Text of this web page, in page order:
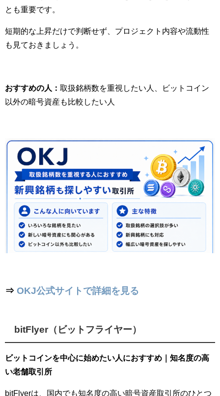
とも重要です。
短期的な上昇だけで判断せず、プロジェクト内容や流動性
も見ておきましょう。
おすすめの人： 取扱銘柄数を重視したい人、ビットコイン
以外の暗号資産も比較したい人
⇒ OKJ公式サイトで詳細を見る
bitFlyer（ビットフライヤー）
ビットコインを中心に始めたい人におすすめ｜知名度の高
い老舗取引所
bitFlyerは、国内でも知名度の高い暗号資産取引所のひとつ